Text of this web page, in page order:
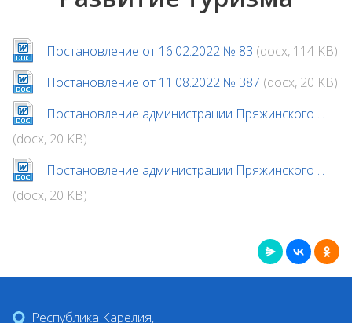
Постановление от 16.02.2022 № 83 (docx, 114 KB)
Постановление от 11.08.2022 № 387 (docx, 20 KB)
Постановление администрации Пряжинского ...
(docx, 20 KB)
Постановление администрации Пряжинского ...
(docx, 20 KB)
Республика Карелия,